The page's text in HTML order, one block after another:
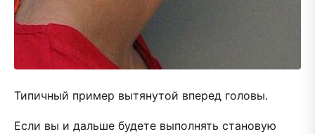
Типичный пример вытянутой вперед головы.
Если вы и дальше будете выполнять становую